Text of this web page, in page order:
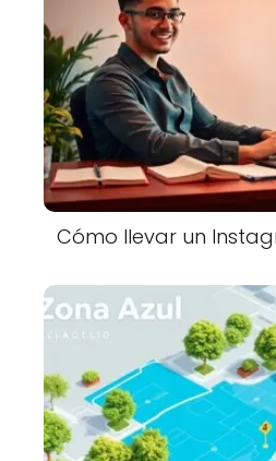
Cómo llevar un